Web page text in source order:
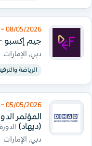
08/05/2026 ~ 24/05/2026
جيم إكسبو
دبي, الإمارات
الرياضة
05/05/2026 ~ 07/05/2026
المؤتمر
(ديهاد) الدورة 22
دبي, الإمارات